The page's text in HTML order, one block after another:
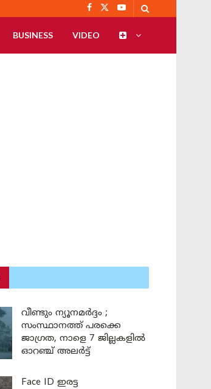
BUSINESS VIDEO
വീണ്ടും ന്യൂനമർദ്ദം ;
സംസ്ഥാനത്ത് പരക്കെ
ജാഗ്രത, നാളെ 7 ജില്ലകളിൽ
ഓറഞ്ച് അലർട്ട്
Face ID ഇരട്ട